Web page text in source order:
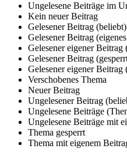
Ungelesene Beiträge im
Kein neuer Beitrag
Gelesener Beitrag (beliebt)
Gelesener Beitrag
Gelesener eigener Beitrag
Gelesener Beitrag
Gelesener eigener Beitrag
Verschobenes Thema
Neuer Beitrag
Ungelesener Beitrag
Ungelesene Beiträge
Ungelesene Beiträge mit
Thema gesperrt
Thema mit eigenem